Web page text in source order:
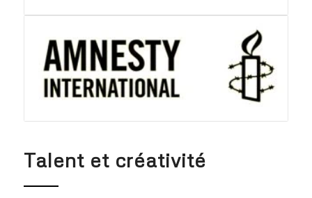
Talent et créativité